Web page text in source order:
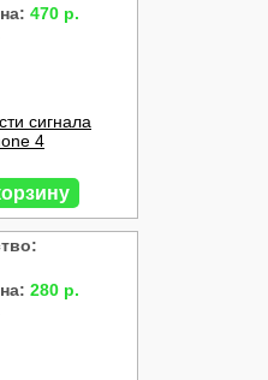
470 р.
сигнала
4
280 р.